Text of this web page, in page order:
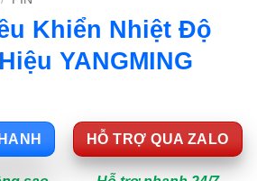
Khiển Nhiệt Độ
YANGMING
HỖ TRỢ QUA ZALO